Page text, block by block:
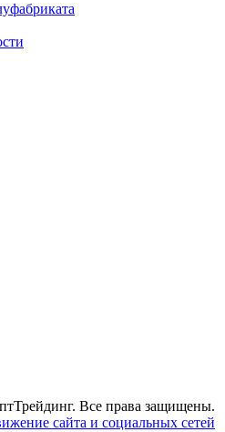
Все права защищены.
сайта и социальных сетей